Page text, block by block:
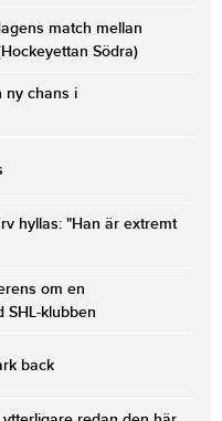
match mellan
Södra)
ny chans i
hyllas: "Han är extremt
om en
SHL-klubben
back